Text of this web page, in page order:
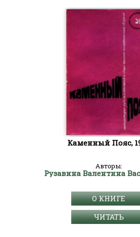
Каменный Пояс,
Авторы:
Рузавина Валентина
О КНИГЕ
ЧИТАТЬ